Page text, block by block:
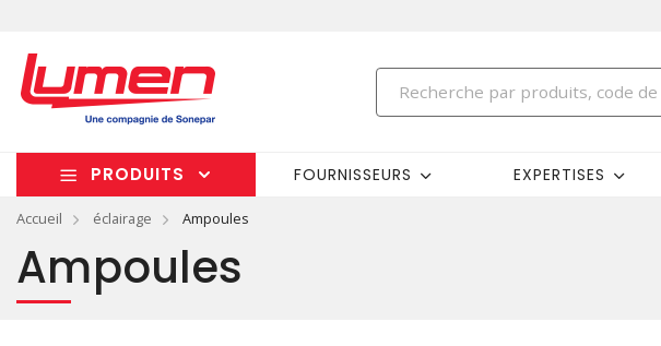
PRODUITS FOURNISSEURS EXPERTISES
Accueil éclairage Ampoules
Ampoules